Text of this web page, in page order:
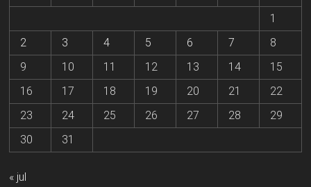
1
2
3 4 5 6 7
8
9
10 11 12 13 14
15
16
17 18 19 20 21
22
23
24 25 26 27 28
29
30
31
« jul